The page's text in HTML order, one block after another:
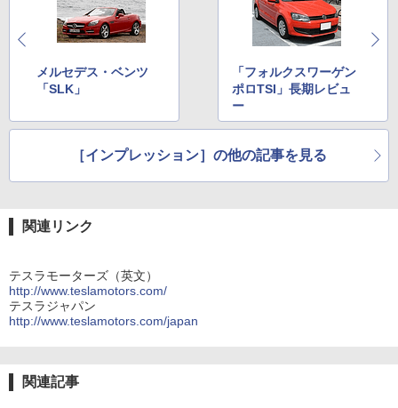
メルセデス・ベンツ
「SLK」
「フォルクスワーゲン
ポロTSI」長期レビュ
ー
［インプレッション］の他の記事を見る
関連リンク
テスラモーターズ（英文）
http://www.teslamotors.com/
テスラジャパン
http://www.teslamotors.com/japan
関連記事